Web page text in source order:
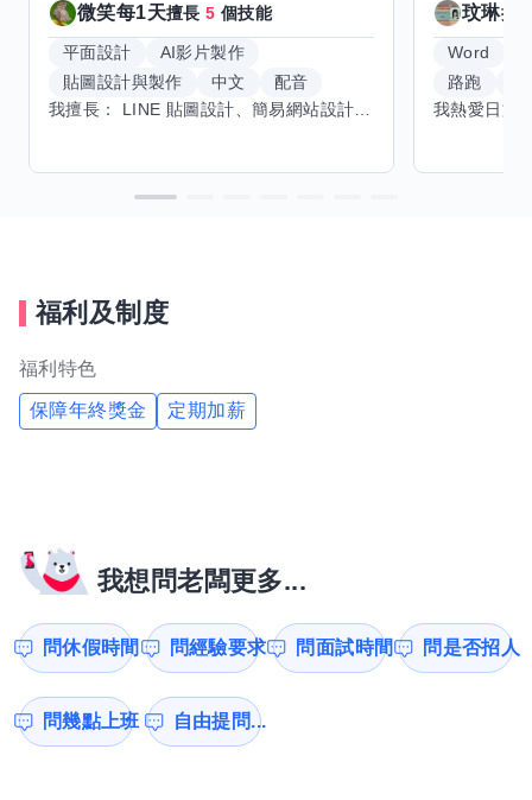
微笑每1天擅長5 個技能
平面設計
AI影片製作
貼圖設計與製作
中文
配音
玟琳擅
Word
路跑
福利及制度
福利特色
保障年終獎金 定期加薪
我想問老闆更多...
問休假時間 問經驗要求 問面試時間 問是否招人
問幾點上班 自由提問...